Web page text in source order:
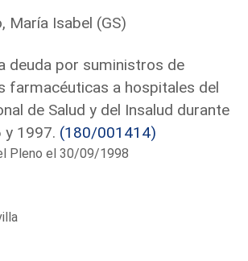
María Isabel (GS)
deuda por suministros de
farmacéuticas a hospitales del
de Salud y del Insalud durante
y 1997. (180/001414)
Pleno el 30/09/1998